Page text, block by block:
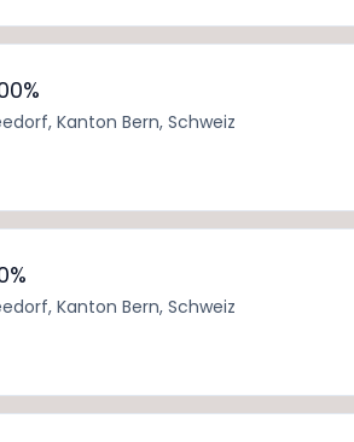
Kanton Bern, Schweiz
Kanton Bern, Schweiz